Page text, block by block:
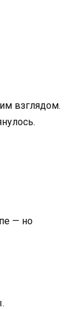
взглядом.
— но